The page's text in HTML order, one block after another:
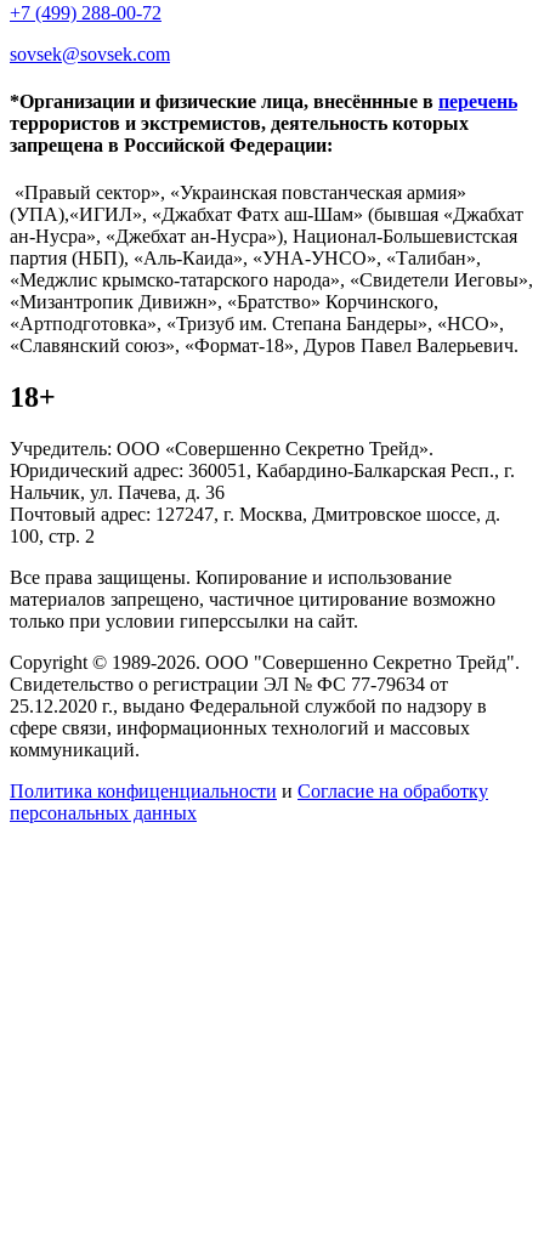
+7 (499) 288-00-72
sovsek@sovsek.com
*Организации и физические лица, внесённные в перечень
террористов и экстремистов, деятельность которых
запрещена в Российской Федерации:
«Правый сектор», «Украинская повстанческая армия»
(УПА),«ИГИЛ», «Джабхат Фатх аш-Шам» (бывшая «Джабхат
ан-Нусра», «Джебхат ан-Нусра»), Национал-Большевистская
партия (НБП), «Аль-Каида», «УНА-УНСО», «Талибан»,
«Меджлис крымско-татарского народа», «Свидетели Иеговы»,
«Мизантропик Дивижн», «Братство» Корчинского,
«Артподготовка», «Тризуб им. Степана Бандеры», «НСО»,
«Славянский союз», «Формат-18», Дуров Павел Валерьевич.
18+
Учредитель: ООО «Совершенно Секретно Трейд».
Юридический адрес: 360051, Кабардино-Балкарская Респ., г.
Нальчик, ул. Пачева, д. 36
Почтовый адрес: 127247, г. Москва, Дмитровское шоссе, д.
100, стр. 2
Все права защищены. Копирование и использование
материалов запрещено, частичное цитирование возможно
только при условии гиперссылки на сайт.
Copyright © 1989-2026. ООО "Совершенно Секретно Трейд".
Свидетельство о регистрации ЭЛ № ФС 77-79634 от
25.12.2020 г., выдано Федеральной службой по надзору в
сфере связи, информационных технологий и массовых
коммуникаций.
Политика конфиценциальности и Согласие на обработку
персональных данных